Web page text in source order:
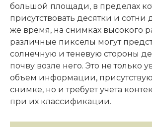
большой площади, в пределах
присутствовать десятки и сотни
же время, на снимках высокого
различные пикселы могут
солнечную и теневую стороны
почву возле него. Это не только
объем информации,
снимке, но и требует учета
при их классификации.